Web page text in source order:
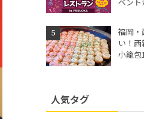
福岡・
い！
小籠包
人気タグ